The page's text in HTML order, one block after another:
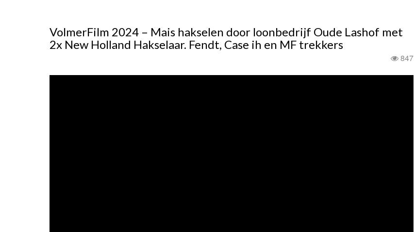
VolmerFilm 2024 – Mais hakselen door loonbedrijf Oude Lashof met
2x New Holland Hakselaar. Fendt, Case ih en MF trekkers
847